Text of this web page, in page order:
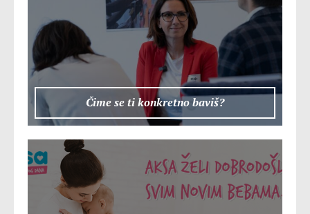
Čime se ti konkretno baviš?